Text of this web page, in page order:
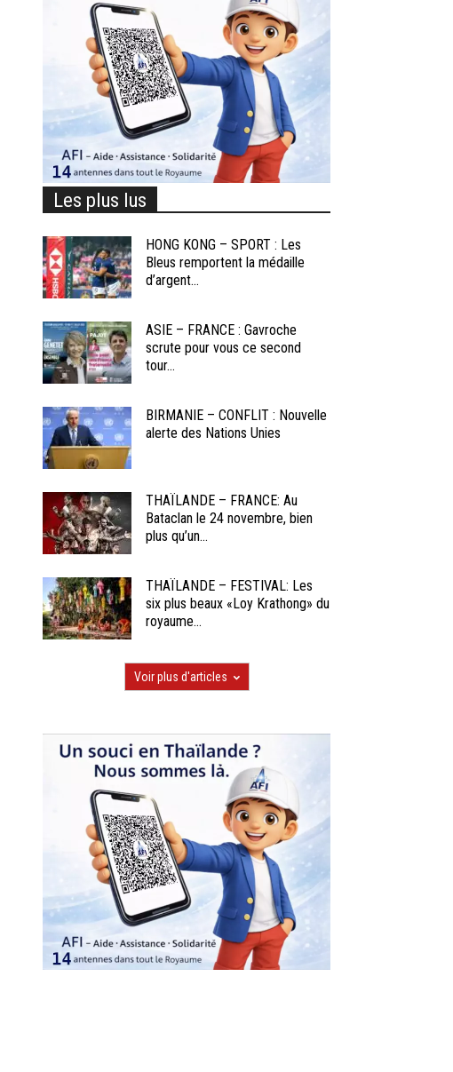
Les plus lus
HONG KONG – SPORT : Les
Bleus remportent la médaille
d’argent...
ASIE – FRANCE : Gavroche
scrute pour vous ce second
tour...
BIRMANIE – CONFLIT : Nouvelle
alerte des Nations Unies
THAÏLANDE – FRANCE: Au
Bataclan le 24 novembre, bien
plus qu’un...
THAÏLANDE – FESTIVAL: Les
six plus beaux «Loy Krathong» du
royaume...
Voir plus d'articles